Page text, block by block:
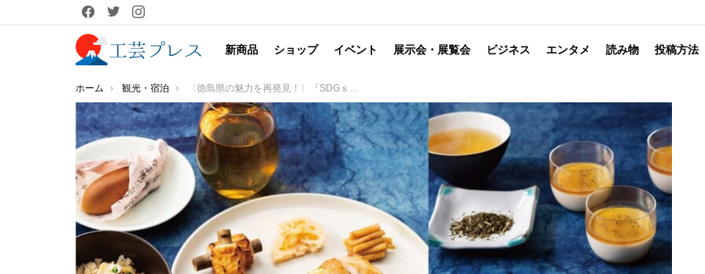
facebooktwitterinstagram
新商品 ショップ イベント 展示会・展覧会 ビジネス エンタメ 読み物 投稿方法
You are here:
ホーム 観光・宿泊 〈徳島県の魅力を再発見！〉『SDGｓが息づく、まるごと徳島体験、美味しい物・楽しい事があるでないで！』を都内２カ所で連続開催